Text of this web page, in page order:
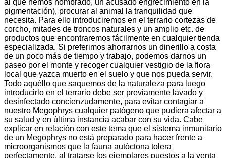
pigmentación), procurar al animal la tranquilidad que
necesita. Para ello introduciremos en el terrario cortezas de
corcho, mitades de troncos naturales y un amplio etc. de
productos que encontraremos fácilmente en cualquier tienda
especializada. Si preferimos ahorrarnos un dinerillo a costa
de un poco más de tiempo y trabajo, podemos darnos un
paseo por el monte y recoger cualquier vestigio de la flora
local que yazca muerto en el suelo y que nos pueda servir.
Todo aquéllo que saquemos de la naturaleza para luego
introducirlo en el terrario debe ser previamente lavado y
desinfectado concienzudamente, para evitar contagiar a
nuestro Megophrys cualquier patógeno que pudiera afectar a
su salud y en última instancia acabar con su vida. Cabe
explicar en relación con este tema que el sistema inmunitario
de un Megophrys no está preparado para hacer frente a
microorganismos que la fauna autóctona tolera
perfectamente, al tratarse los ejemplares puestos a la venta